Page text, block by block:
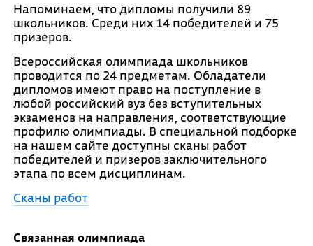
Напоминаем, что дипломы получили 89
школьников. Среди них 14 победителей и 75
призеров.
Всероссийская олимпиада школьников
проводится по 24 предметам. Обладатели
дипломов имеют право на поступление в
любой российский вуз без вступительных
экзаменов на направления, соответствующие
профилю олимпиады. В специальной подборке
на нашем сайте доступны сканы работ
победителей и призеров заключительного
этапа по всем дисциплинам.
Сканы работ
Связанная олимпиада